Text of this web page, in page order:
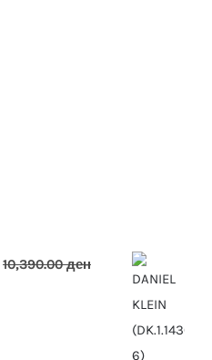
10,390.00ден